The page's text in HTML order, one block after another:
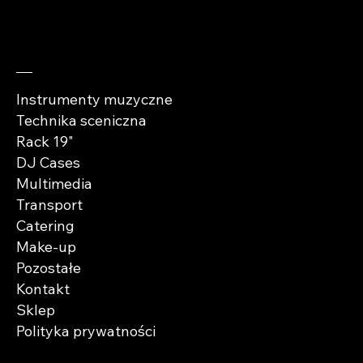
Instrumenty muzyczne
Technika sceniczna
Rack 19"
DJ Cases
Multimedia
Transport
Catering
Make-up
Pozostałe
Kontakt
Sklep
Polityka prywatności